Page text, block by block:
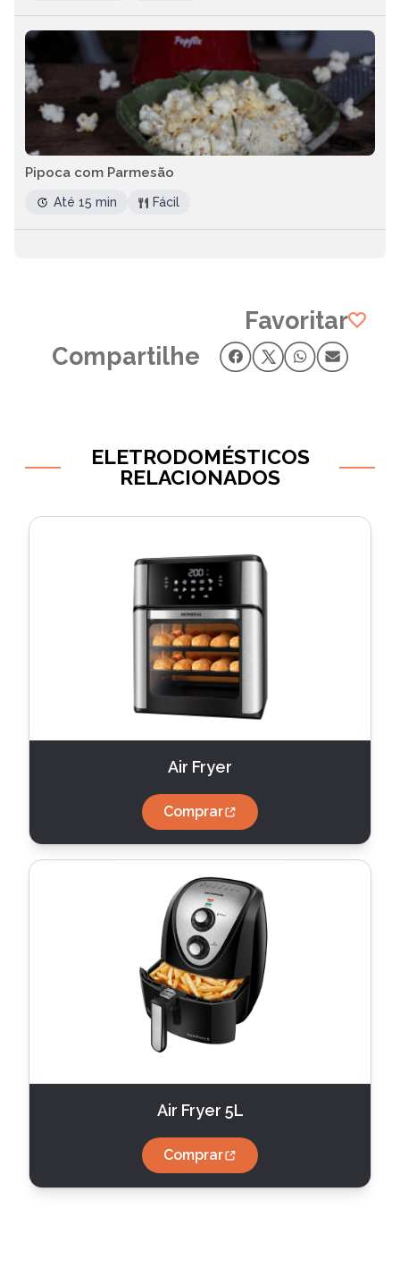
Pipoca com Parmesão
Até 15 min Fácil
Favoritar
Compartilhe
ELETRODOMÉSTICOS
RELACIONADOS
Air Fryer
Comprar
Air Fryer 5L
Comprar